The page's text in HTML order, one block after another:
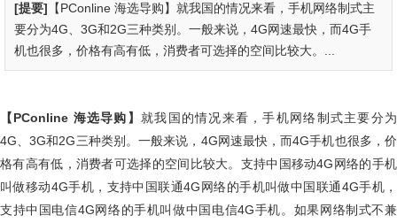
[提要] 【PConline 海选导购】就我国的情况来看，手机网络制式主
要分为4G、3G和2G三种类别。一般来说，4G网速最快，而4G手
机也很多，价格有高有低，消费者可选择的空间比较大。...
【PConline 海选导购】 就我国的情况来看，手机网络制式主要分为
4G、3G和2G三种类别。一般来说，4G网速最快，而4G手机也很多，价
格有高有低，消费者可选择的空间比较大。支持中国移动4G网络的手机
叫做移动4G手机，支持中国联通4G网络的手机叫做中国联通4G手机，
支持中国电信4G网络的手机叫做中国电信4G手机。如果网络制式不兼